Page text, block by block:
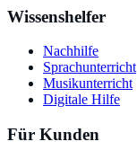
Wissenshelfer
Nachhilfe
Sprachunterricht
Musikunterricht
Digitale Hilfe
Für Kunden